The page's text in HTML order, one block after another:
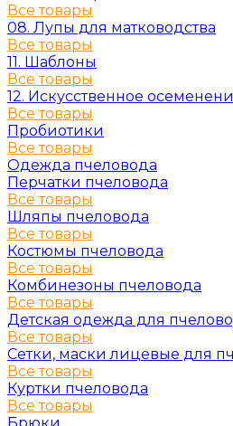
Все товары
08. Лупы для матководства
Все товары
11. Шаблоны
Все товары
12. Искусственное
Все товары
Пробиотики
Все товары
Одежда пчеловода
Перчатки пчеловода
Все товары
Шляпы пчеловода
Все товары
Костюмы пчеловода
Все товары
Комбинезоны пчеловода
Все товары
Детская одежда для
Все товары
Сетки, маски лицевые для
Все товары
Куртки пчеловода
Все товары